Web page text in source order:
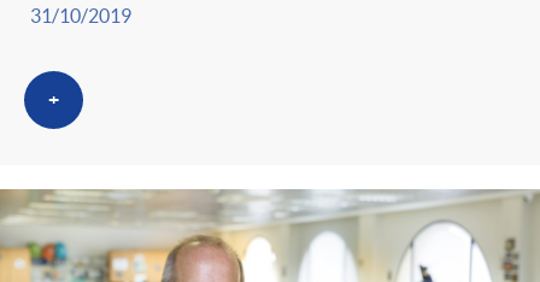
31/10/2019
+